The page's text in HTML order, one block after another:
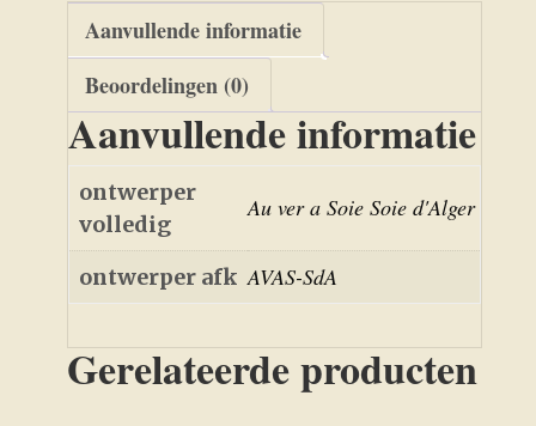
Aanvullende informatie
Beoordelingen (0)
Aanvullende informatie
ontwerper
volledig
Au ver a Soie Soie d'Alger
ontwerper afk AVAS-SdA
Gerelateerde producten